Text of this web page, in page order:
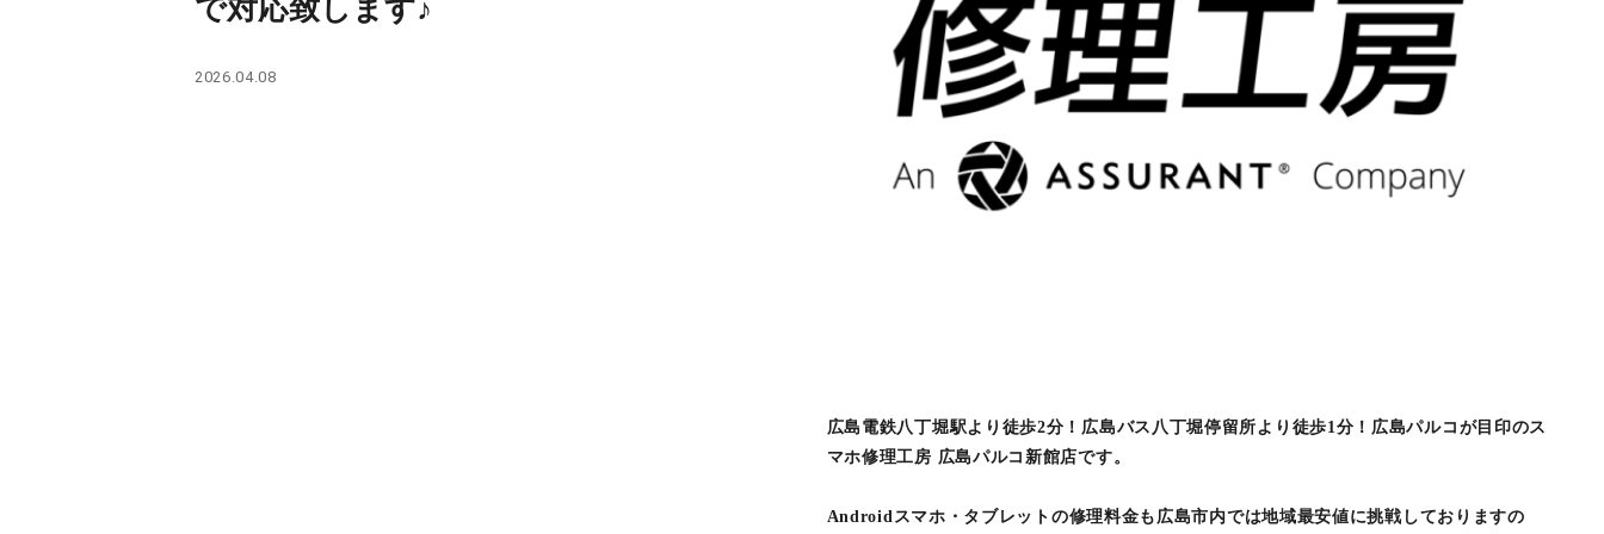
PARCOメンバーズで対応致します♪
2026.04.08
広島電鉄八丁堀駅より徒歩2分！広島バス八丁堀停留所より徒歩1分！広島パルコが目印のス
マホ修理工房 広島パルコ新館店です。
Androidスマホ・タブレットの修理料金も広島市内では地域最安値に挑戦しておりますの